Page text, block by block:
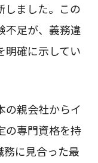
しました。この
不足が、義務違
明確に示してい
の親会社からイ
の専門資格を持
務に見合った最